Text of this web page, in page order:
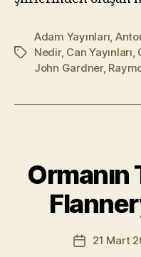
Etiketler
Adam Yayınları,
Nedir, Can Yayınları,
John Gardner,
Ormanın
Yazı21 Mart